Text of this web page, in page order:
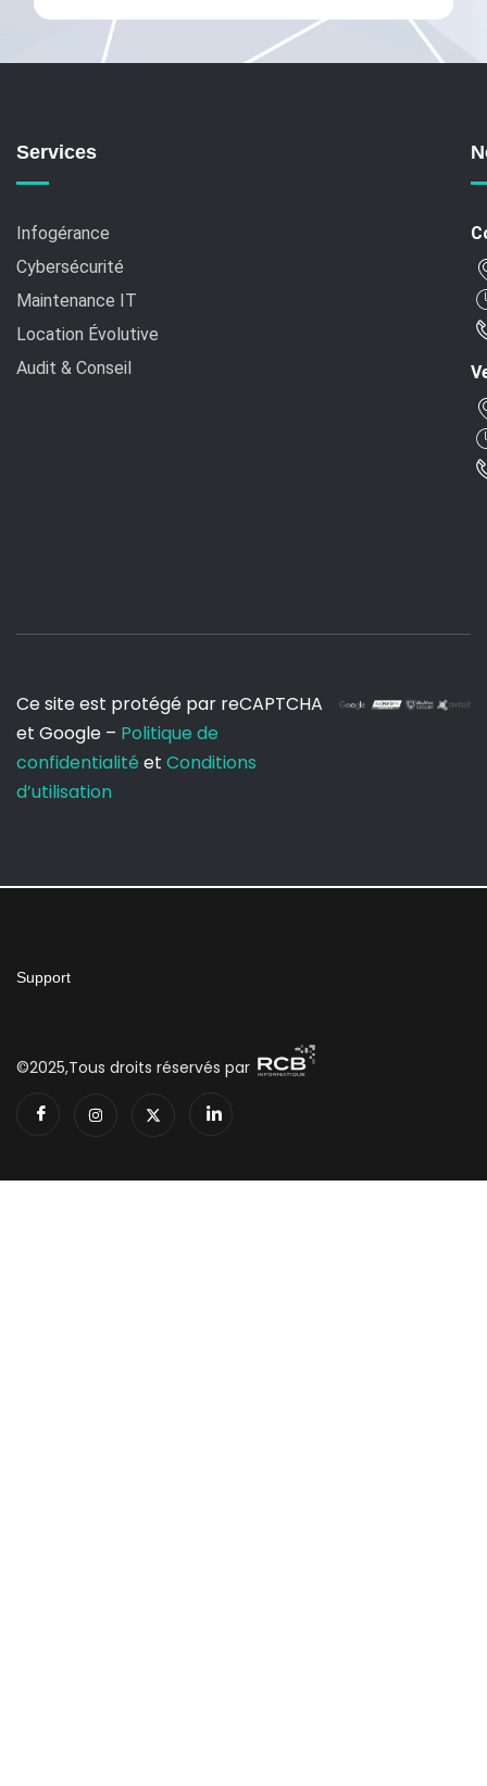
Services
Infogérance
Cybersécurité
Maintenance IT
Location Évolutive
Audit & Conseil
Ce site est protégé par reCAPTCHA
et Google – Politique de
confidentialité et Conditions
d’utilisation
Support
©2025,Tous droits réservés par